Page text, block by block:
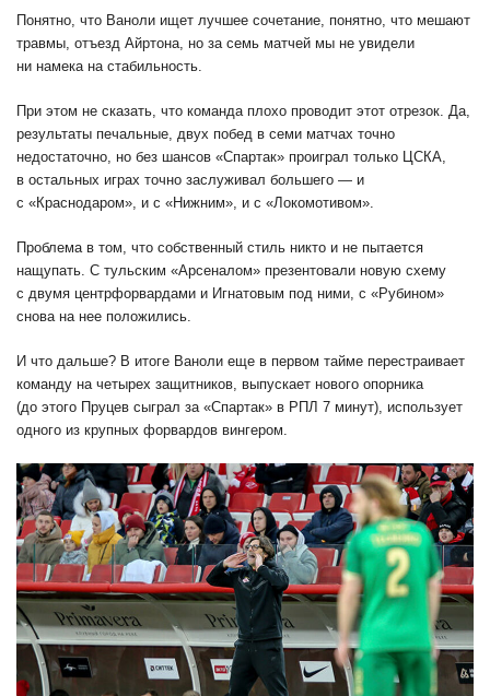
Понятно, что Ваноли ищет лучшее сочетание, понятно, что мешают
травмы, отъезд Айртона, но за семь матчей мы не увидели
ни намека на стабильность.
При этом не сказать, что команда плохо проводит этот отрезок. Да,
результаты печальные, двух побед в семи матчах точно
недостаточно, но без шансов «Спартак» проиграл только ЦСКА,
в остальных играх точно заслуживал большего — и
с «Краснодаром», и с «Нижним», и с «Локомотивом».
Проблема в том, что собственный стиль никто и не пытается
нащупать. С тульским «Арсеналом» презентовали новую схему
с двумя центрфорвардами и Игнатовым под ними, с «Рубином»
снова на нее положились.
И что дальше? В итоге Ваноли еще в первом тайме перестраивает
команду на четырех защитников, выпускает нового опорника
(до этого Пруцев сыграл за «Спартак» в РПЛ 7 минут), использует
одного из крупных форвардов вингером.